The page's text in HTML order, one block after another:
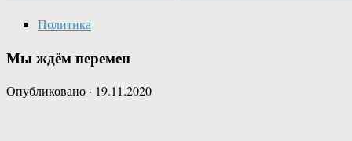
Политика
Мы ждём перемен
Опубликовано · 19.11.2020